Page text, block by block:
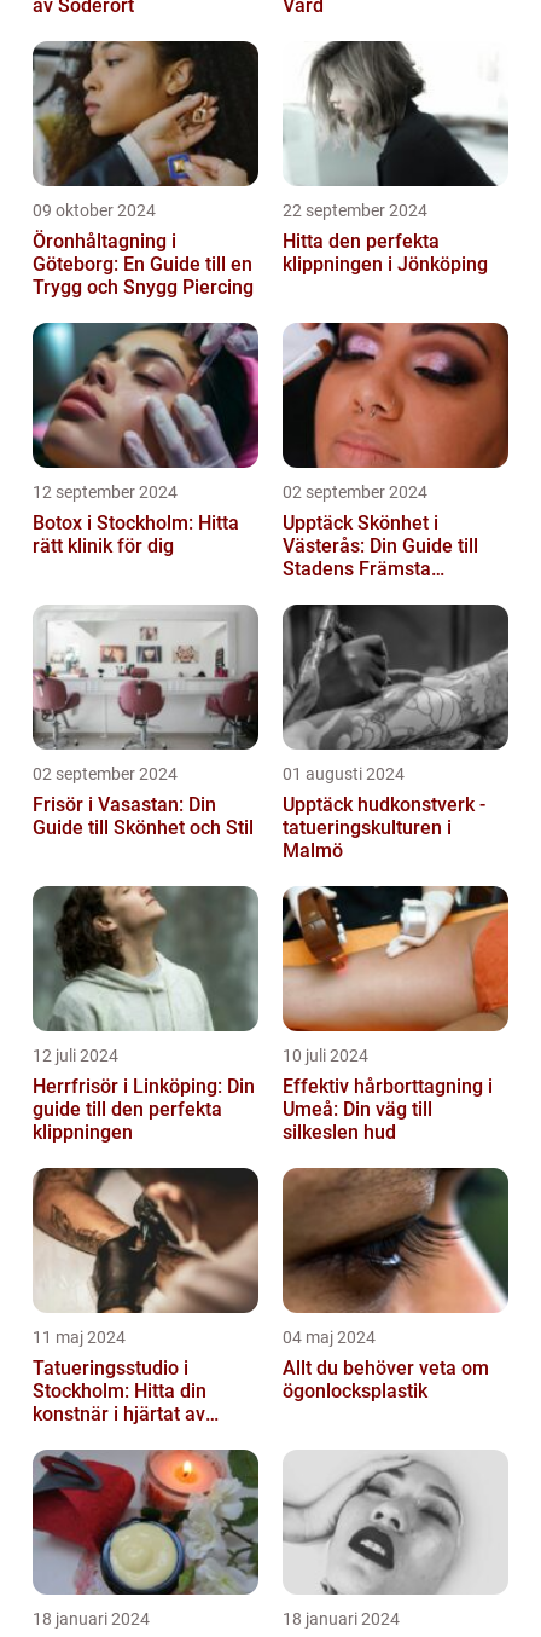
av Söderort Vård
09 oktober 2024
Öronhåltagning i
Göteborg: En Guide till en
Trygg och Snygg Piercing
22 september 2024
Hitta den perfekta
klippningen i Jönköping
12 september 2024
Botox i Stockholm: Hitta
rätt klinik för dig
02 september 2024
Upptäck Skönhet i
Västerås: Din Guide till
Stadens Främsta
02 september 2024
Frisör i Vasastan: Din
Guide till Skönhet och Stil
01 augusti 2024
Upptäck hudkonstverk -
tatueringskulturen i
Malmö
12 juli 2024
Herrfrisör i Linköping: Din
guide till den perfekta
klippningen
10 juli 2024
Effektiv hårborttagning i
Umeå: Din väg till
silkeslen hud
11 maj 2024
Tatueringsstudio i
Stockholm: Hitta din
konstnär i hjärtat av
04 maj 2024
Allt du behöver veta om
ögonlocksplastik
18 januari 2024 18 januari 2024